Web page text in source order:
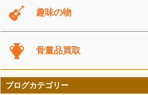
趣味の物
骨董品買取
ブログカテゴリー